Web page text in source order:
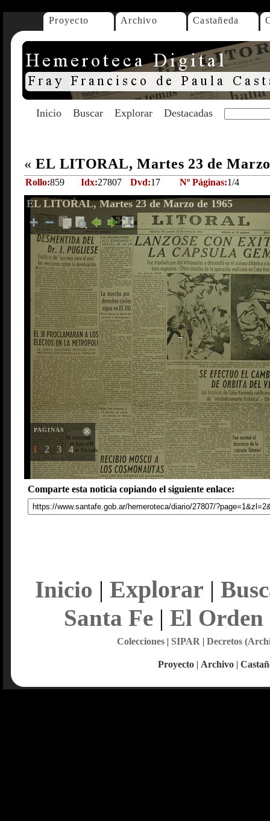
Proyecto Archivo Castañeda
Inicio Buscar Explorar Destacadas
« EL LITORAL, Martes 23 de
Rollo:859 Idx:27807 Dvd:17 Nº Páginas:1/4
EL LITORAL, Martes 23 de Marzo de 1965
PAGINAS
1 2 3 4
Comparte esta noticia copiando el siguiente enlace:
Inicio | Explorar |
Santa Fe| El Orden
Colecciones| SIPAR | Decretos
Proyecto | Archivo |